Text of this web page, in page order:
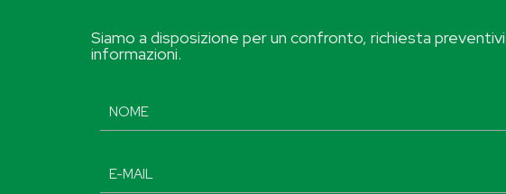
Siamo a disposizione per un confronto, richiesta
informazioni.